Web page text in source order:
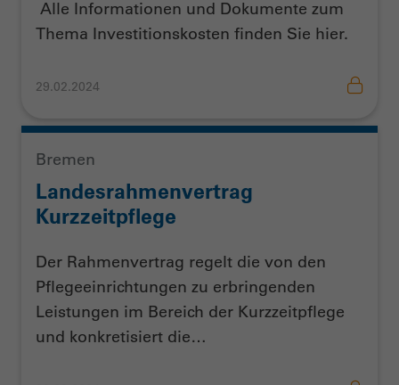
Alle Informationen und Dokumente zum
Thema Investitionskosten finden Sie hier.
29.02.2024
Bremen
Landesrahmenvertrag
Kurzzeitpflege
Der Rahmenvertrag regelt die von den
Pflegeeinrichtungen zu erbringenden
Leistungen im Bereich der Kurzzeitpflege
und konkretisiert die…